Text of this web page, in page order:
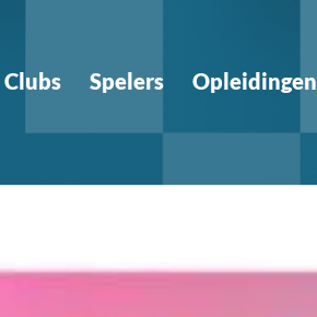
Clubs Spelers Opleidingen